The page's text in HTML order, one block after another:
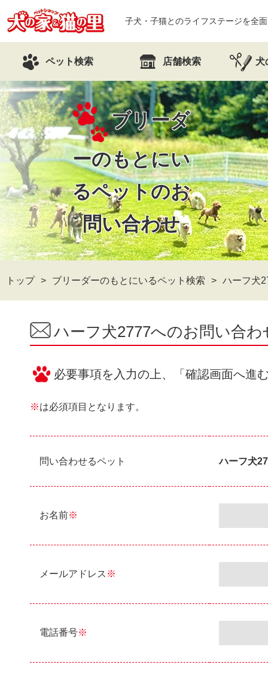
子犬・子猫とのライフステージを全
ペット検索 店舗検索 犬
ブリーダ
ーのもとにい
るペットのお
問い合わせ
トップ ブリーダーのもとにいるペット検索 ハーフ犬
ハーフ犬2777へのお問い合
必要事項を入力の上、「確認画面へ進
※は必須項目となります。
問い合わせるペット ハーフ犬
お名前※
メールアドレス ※
電話番号※